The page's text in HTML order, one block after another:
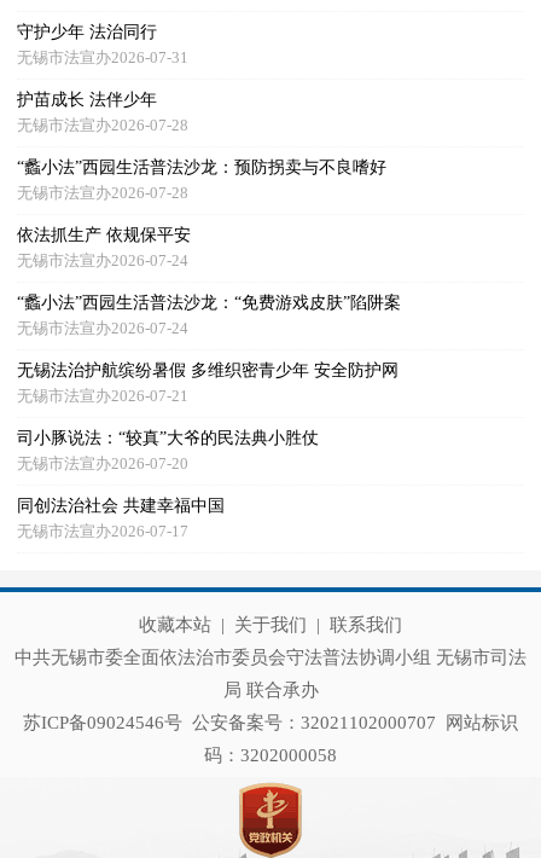
守护少年 法治同行
无锡市法宣办2026-07-31
护苗成长 法伴少年
无锡市法宣办2026-07-28
“蠡小法”西园生活普法沙龙：预防拐卖与不良嗜好
无锡市法宣办2026-07-28
依法抓生产 依规保平安
无锡市法宣办2026-07-24
“蠡小法”西园生活普法沙龙：“免费游戏皮肤”陷阱案
无锡市法宣办2026-07-24
无锡法治护航缤纷暑假 多维织密青少年 安全防护网
无锡市法宣办2026-07-21
司小豚说法：“较真”大爷的民法典小胜仗
无锡市法宣办2026-07-20
同创法治社会 共建幸福中国
无锡市法宣办2026-07-17
收藏本站 | 关于我们 | 联系我们
中共无锡市委全面依法治市委员会守法普法协调小组 无锡市司法
局 联合承办
苏ICP备09024546号 公安备案号：32021102000707 网站标识
码：3202000058